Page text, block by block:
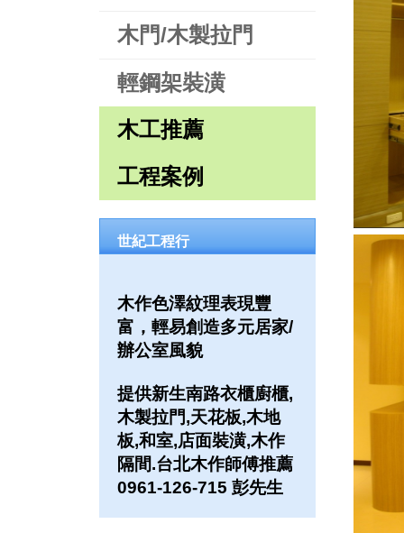
木門/木製拉門
輕鋼架裝潢
木工推薦
工程案例
世紀工程行
木作色澤紋理表現豐
富，輕易創造多元居家/
辦公室風貌
提供新生南路衣櫃廚櫃,
木製拉門,天花板,木地
板,和室,店面裝潢,木作
隔間.台北木作師傅推薦
0961-126-715 彭先生